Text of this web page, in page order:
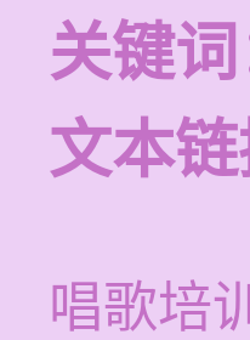
关键词
文本链
唱歌培